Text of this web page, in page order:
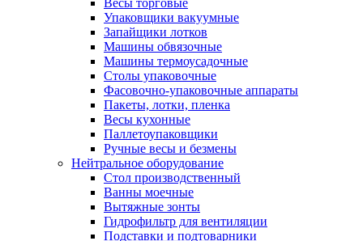
Весы торговые
Упаковщики вакуумные
Запайщики лотков
Машины обвязочные
Машины термоусадочные
Столы упаковочные
Фасовочно-упаковочные аппараты
Пакеты, лотки, пленка
Весы кухонные
Паллетоупаковщики
Ручные весы и безмены
Нейтральное оборудование
Cтол производственный
Ванны моечные
Вытяжные зонты
Гидрофильтр для вентиляции
Подставки и подтоварники